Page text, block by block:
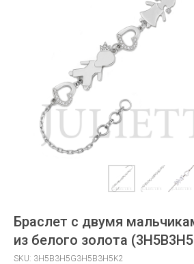
Браслет с двумя
из белого золота
SKU: 3H5B3H5G3H5B3H5K2